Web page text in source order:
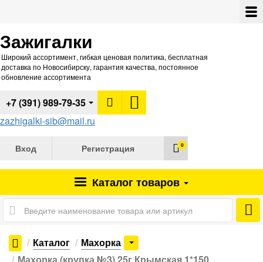
Зажигалки
Широкий ассортимент, гибкая ценовая политика, бесплатная
доставка по Новосибирску, гарантия качества, постоянное
обновление ассортимента
+7 (391) 989-79-35
zazhigalki-sib@mail.ru
Вход Регистрация 0
Каталог товаров
Каталог
Махорка